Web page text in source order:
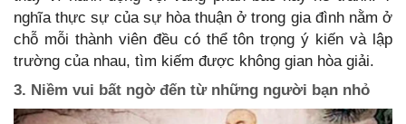
nghĩa thực sự của sự hòa thuận ở trong gia đình nằm ở
chỗ mỗi thành viên đều có thể tôn trọng ý kiến và lập
trường của nhau, tìm kiếm được không gian hòa giải.
3. Niềm vui bất ngờ đến từ những người bạn nhỏ